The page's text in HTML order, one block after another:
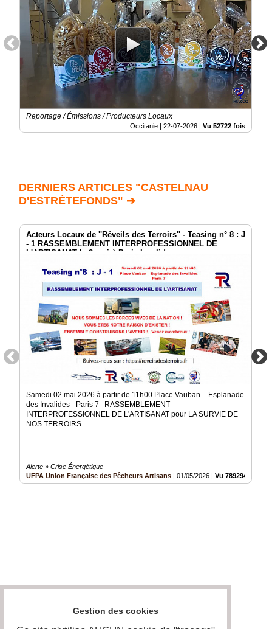
Reportage / Émissions / Producteurs Locaux
Occitanie | 22-07-2026 | Vu 52722 fois
DERNIERS ARTICLES "CASTELNAU
D'ESTRÉTEFONDS" ➔
Acteurs Locaux de ''Réveils des Terroirs'' - Teasing n° 8 : J
- 1 RASSEMBLEMENT INTERPROFESSIONNEL DE
L'ARTISANAT le 2 mai à Paris Invalides
Samedi 02 mai 2026 à partir de 11h00 Place Vauban – Esplanade
des Invalides - Paris 7 RASSEMBLEMENT
INTERPROFESSIONNEL DE L'ARTISANAT pour LA SURVIE DE
NOS TERROIRS
Alerte » Crise Énergétique
UFPA Union Française des Pêcheurs Artisans
01/05/2026 Vu 789294 fois
Gestion des cookies